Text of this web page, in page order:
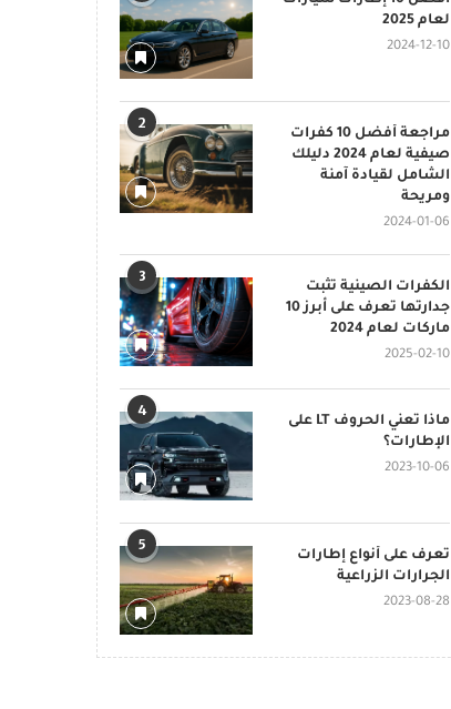
لعام 2025
2024-12-10
2
مراجعة أفضل 10 كفرات
صيفية لعام 2024 دليلك
الشامل لقيادة آمنة
ومريحة
2024-01-06
3
الكفرات الصينية تثبت
جدارتها تعرف على أبرز 10
ماركات لعام 2024
2025-02-10
4
ماذا تعني الحروف LT على
الإطارات؟
2023-10-06
5
تعرف على أنواع إطارات
الجرارات الزراعية
2023-08-28